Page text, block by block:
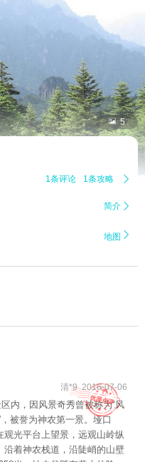
 5
1条评论 1条攻略 
简介 
地图 
清*9 2016-07-06
内，因风景奇秀曾被称为“风
被誉为神农第一景。垭口
观光平台上望景，远观山岭纵
着神农栈道，沿陡峭的山壁